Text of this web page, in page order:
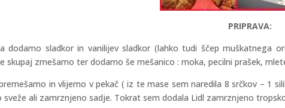
PRIPRAVA:
dodamo sladkor in vanilijev sladkor (lahko tudi ščep muškatnega
skupaj zmešamo ter dodamo še mešanico : moka, pecilni prašek,
in vlijemo v pekač ( iz te mase sem naredila 8 srčkov – 1
sveže ali zamrznjeno sadje. Tokrat sem dodala Lidl zamrznjeno